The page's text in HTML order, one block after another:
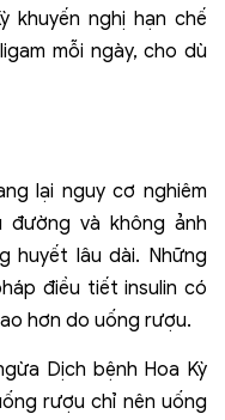
khuyến nghị hạn chế
mỗi ngày, cho dù
lại nguy cơ nghiêm
và không ảnh
huyết lâu dài. Những
điều tiết insulin có
hơn do uống rượu.
Dịch bệnh Hoa Kỳ
rượu chỉ nên uống